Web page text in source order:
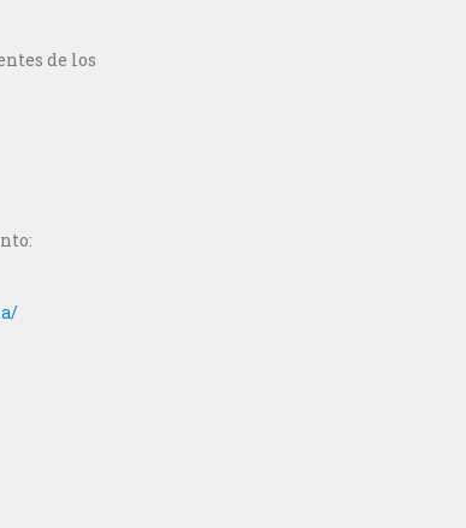
de los